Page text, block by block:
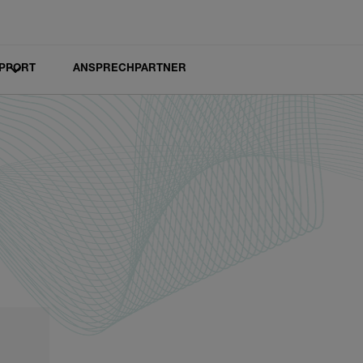
ANSPRECHPARTNER